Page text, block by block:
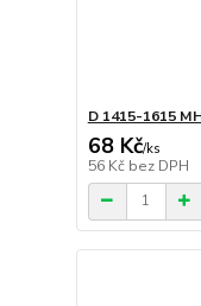
D 1415-1615
68 Kč/ks
56 Kč bez DPH